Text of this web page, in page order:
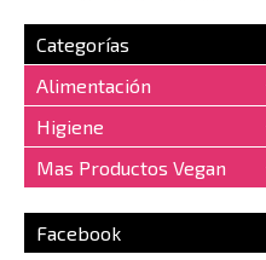
Categorías
Alimentación
Higiene
Mas Productos Vegan
Facebook